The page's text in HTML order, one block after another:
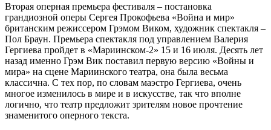
Вторая оперная премьера фестиваля – постановка
грандиозной оперы Сергея Прокофьева «Война и мир»
британским режиссером Грэмом Виком, художник спектакля –
Пол Браун. Премьера спектакля под управлением Валерия
Гергиева пройдет в «Мариинском-2» 15 и 16 июля. Десять лет
назад именно Грэм Вик поставил первую версию «Войны и
мира» на сцене Мариинского театра, она была весьма
классична. С тех пор, по словам маэстро Гергиева, очень
многое изменилось в мире и в искусстве, так что вполне
логично, что театр предложит зрителям новое прочтение
знаменитого оперного текста.